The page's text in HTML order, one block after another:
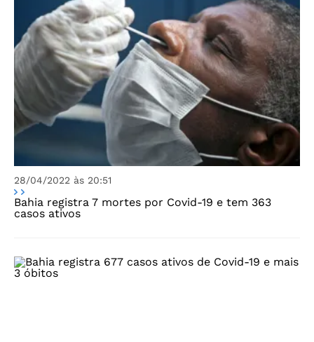
28/04/2022 às 20:51
Bahia registra 7 mortes por Covid-19 e tem 363
casos ativos